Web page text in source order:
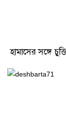
হামাসের সঙ্গে